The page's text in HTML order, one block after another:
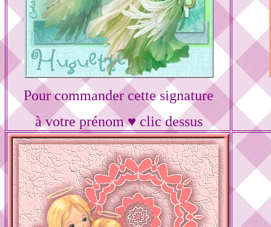
Pour commander cette signature
à votre prénom ♥ clic dessus